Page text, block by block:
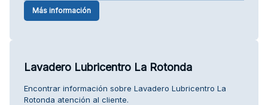
Más información
Lavadero Lubricentro La Rotonda
Encontrar información sobre Lavadero Lubricentro La
Rotonda atención al cliente.